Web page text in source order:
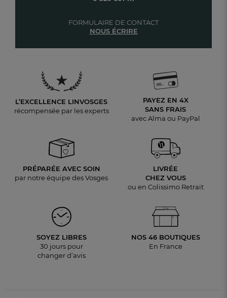
FORMULAIRE DE CONTACT
NOUS ÉCRIRE
L’EXCELLENCE LINVOSGES
récompensée par les experts
PAYEZ EN 4X
SANS FRAIS
avec Alma ou PayPal
PRÉPARÉE AVEC SOIN
par notre équipe des Vosges
LIVRÉE
CHEZ VOUS
ou en Colissimo Retrait
SOYEZ LIBRES
30 jours pour
changer d’avis
NOS 46 BOUTIQUES
En France